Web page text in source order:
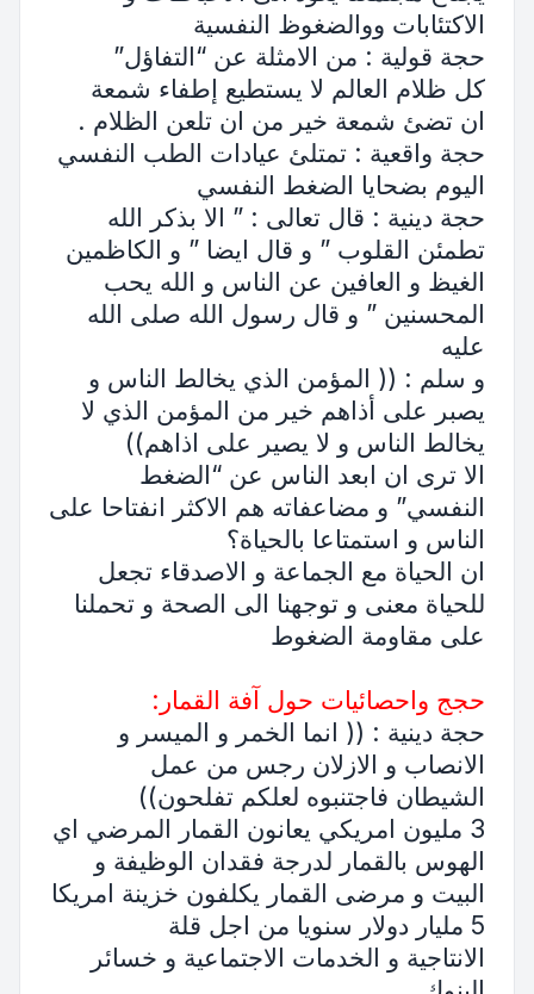
الاكتئابات ووالضغوظ النفسية
حجة قولية : من الامثلة عن “التفاؤل”
كل ظلام العالم لا يستطيع إطفاء شمعة
ان تضئ شمعة خير من ان تلعن الظلام .
حجة واقعية : تمتلئ عيادات الطب النفسي
اليوم بضحايا الضغط النفسي
حجة دينية : قال تعالى : ” الا بذكر الله
تطمئن القلوب ” و قال ايضا ” و الكاظمين
الغيظ و العافين عن الناس و الله يحب
المحسنين ” و قال رسول الله صلى الله
عليه
و سلم : (( المؤمن الذي يخالط الناس و
يصبر على أذاهم خير من المؤمن الذي لا
يخالط الناس و لا يصير على اذاهم))
الا ترى ان ابعد الناس عن “الضغط
النفسي” و مضاعفاته هم الاكثر انفتاحا على
الناس و استمتاعا بالحياة؟
ان الحياة مع الجماعة و الاصدقاء تجعل
للحياة معنى و توجهنا الى الصحة و تحملنا
على مقاومة الضغوط
حجج واحصائيات حول آفة القمار:
حجة دينية : (( انما الخمر و الميسر و
الانصاب و الازلان رجس من عمل
الشيطان فاجتنبوه لعلكم تفلحون))
3 مليون امريكي يعانون القمار المرضي اي
الهوس بالقمار لدرجة فقدان الوظيفة و
البيت و مرضى القمار يكلفون خزينة امريكا
5 مليار دولار سنويا من اجل قلة
الانتاجية و الخدمات الاجتماعية و خسائر